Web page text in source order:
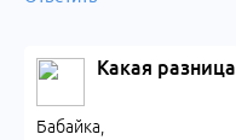
Какая разница
Бабайка,